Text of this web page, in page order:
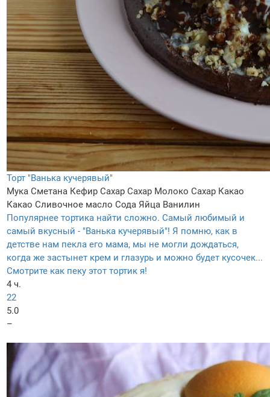
Торт "Ванька кучерявый"
Мука Сметана Кефир Сахар Сахар Молоко Сахар Какао
Какао Сливочное масло Сода Яйца Ванилин
Популярнее тортика найти сложно. Самый любимый и
самый вкусный - "Ванька кучерявый"! Я помню, как в
детстве нам пекла его мама, мы не могли дождаться,
когда же застынет крем и глазурь и можно будет кусочек...
Смотрите как пеку этот тортик я!
4 ч.
22
5.0
–